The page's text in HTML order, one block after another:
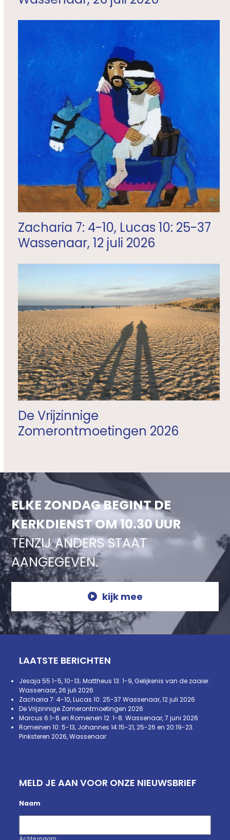
Zacharia 7: 4-10, Lucas 10: 25-37
Wassenaar, 12 juli 2026
De Vrijzinnige
Zomerontmoetingen 2026
ELKE ZONDAG BEGINT DE
KERKDIENST OM 10.30 UUR
TENZIJ ANDERS STAAT
AANGEGEVEN.
kijk mee
LAATSTE BERICHTEN
Jesaja 55 1-5, 10-13; Mattheus 13: 1-9, Gelijkenis van de zaaier.
Wassenaar, 26 juli 2026
Zacharia 7: 4-10, Lucas 10: 25-37 Wassenaar, 12 juli 2026
De Vrijzinnige Zomerontmoetingen 2026
Marcus 6:1-6 en Romeinen 12: 1-8. Wassenaar, 7 juni 2026
Romeinen 10: 5-13, Johannes 14:15-21, 25-26 en 20:19-23.
Pinksteren 2026, Wassenaar
MELD JE AAN VOOR ONZE NIEUWSBRIEF
Naam